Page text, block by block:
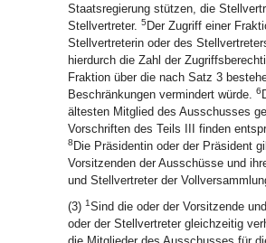
Staatsregierung stützen, die
Stellvertreter. 5 Der Zugriff einer
Stellvertreterin oder des
hierdurch die Zahl der
Fraktion über die nach Satz 3
Beschränkungen vermindert würde. 6
ältesten Mitglied des Ausschusses
Vorschriften des Teils III finden
8 Die Präsidentin oder der Präsident
Vorsitzenden der Ausschüsse und
und Stellvertreter der
(3) 1Sind die oder der Vorsitzende
oder der Stellvertreter gleichzeitig